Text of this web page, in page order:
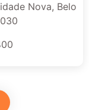
Nova, Belo